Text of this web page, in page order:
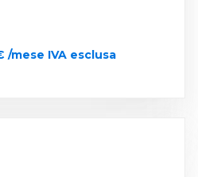
/mese IVA esclusa